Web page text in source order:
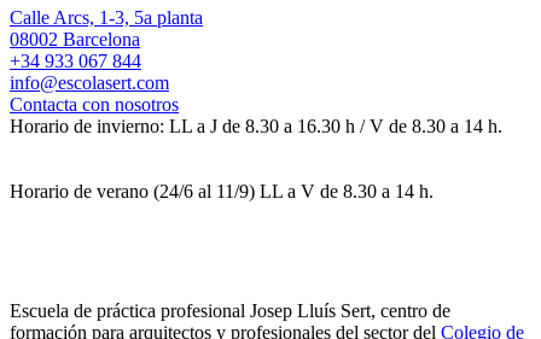
Calle Arcs, 1-3, 5a planta
08002 Barcelona
+34 933 067 844
info@escolasert.com
Contacta con nosotros
Horario de invierno: LL a J de 8.30 a 16.30 h / V de 8.30 a 14 h.
Horario de verano (24/6 al 11/9) LL a V de 8.30 a 14 h.
Escuela de práctica profesional Josep Lluís Sert, centro de
formación para arquitectos y profesionales del sector del Colegio de